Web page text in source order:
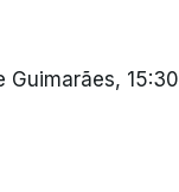
Guimarães, 15:30